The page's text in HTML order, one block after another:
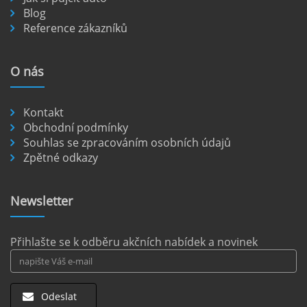
nejlépe prozkoumáte autem. Veškerá
Pronájem auta na letišti Berlín.
Letiště Berlín Brandenburg (BER) je hlavním
dopravním uzlem pro cestovatele mířící do
okolních regionech bez omezení, pronájem
číst :celý článek
Blog
Reference zákazníků
O nás
Kontakt
Obchodní podmínky
Souhlas se zpracováním osobních údajů
Zpětné odkazy
Newsletter
Přihlašte se k odběru akčních nabídek a novinek
Odeslat